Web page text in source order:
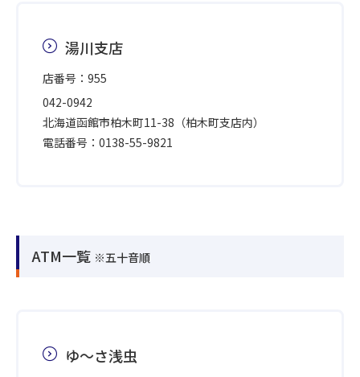
湯川支店
店番号：955
042-0942
北海道函館市柏木町11-38（柏木町支店内）
電話番号：0138-55-9821
ATM一覧 ※五十音順
ゆ～さ浅虫